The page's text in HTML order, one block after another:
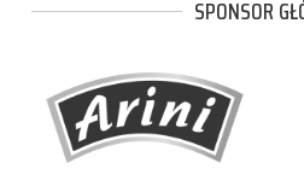
SPONSOR